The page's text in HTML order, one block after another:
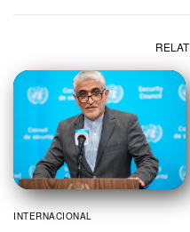
INTERNACIONAL